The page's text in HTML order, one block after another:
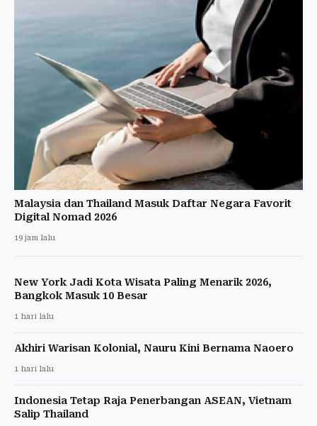
Malaysia dan Thailand Masuk Daftar Negara Favorit
Digital Nomad 2026
19 jam lalu
New York Jadi Kota Wisata Paling Menarik 2026,
Bangkok Masuk 10 Besar
1 hari lalu
Akhiri Warisan Kolonial, Nauru Kini Bernama Naoero
1 hari lalu
Indonesia Tetap Raja Penerbangan ASEAN, Vietnam
Salip Thailand